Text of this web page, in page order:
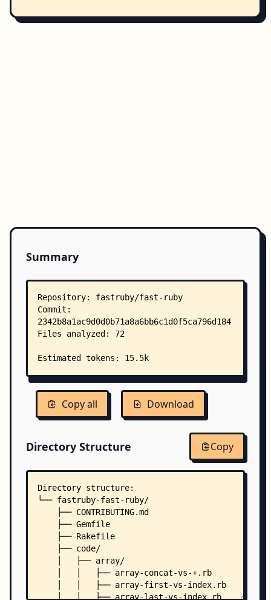
Summary
Copy all Download
Directory Structure Copy
Directory structure:
└── fastruby-fast-ruby/
    ├── CONTRIBUTING.md
    ├── Gemfile
    ├── Rakefile
    ├── code/
    │   ├── array/
    │   │   ├── array-concat-vs-+.rb
    │   │   ├── array-first-vs-index.rb
    │   │   ├── array-last-vs-index.rb